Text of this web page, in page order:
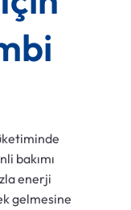
bakımı
enerji
gelmesine